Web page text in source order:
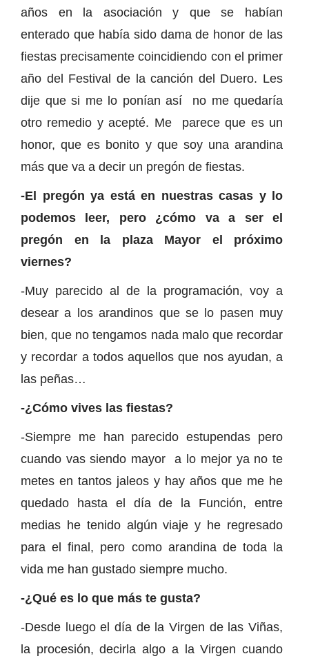
años en la asociación y que se habían
enterado que había sido dama de honor de las
fiestas precisamente coincidiendo con el primer
año del Festival de la canción del Duero. Les
dije que si me lo ponían así no me quedaría
otro remedio y acepté. Me parece que es un
honor, que es bonito y que soy una arandina
más que va a decir un pregón de fiestas.
-El pregón ya está en nuestras casas y lo
podemos leer, pero ¿cómo va a ser el
pregón en la plaza Mayor el próximo
viernes?
-Muy parecido al de la programación, voy a
desear a los arandinos que se lo pasen muy
bien, que no tengamos nada malo que recordar
y recordar a todos aquellos que nos ayudan, a
las peñas…
-¿Cómo vives las fiestas?
-Siempre me han parecido estupendas pero
cuando vas siendo mayor a lo mejor ya no te
metes en tantos jaleos y hay años que me he
quedado hasta el día de la Función, entre
medias he tenido algún viaje y he regresado
para el final, pero como arandina de toda la
vida me han gustado siempre mucho.
-¿Qué es lo que más te gusta?
-Desde luego el día de la Virgen de las Viñas,
la procesión, decirla algo a la Virgen cuando